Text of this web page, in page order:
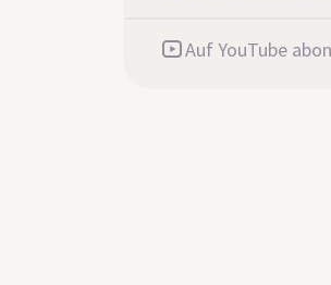
Auf YouTube